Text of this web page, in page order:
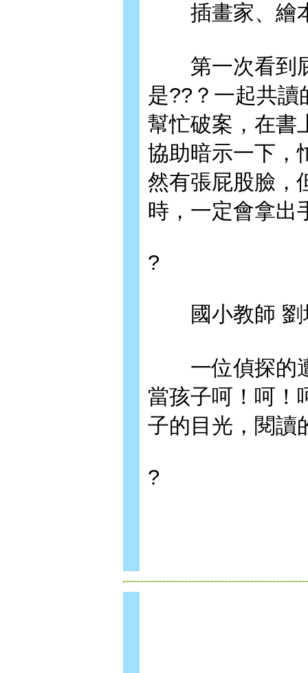
插畫家、繪
第一次看到屁
是??？一起共讀
幫忙破案，在書
協助暗示一下，
然有張屁股臉，
時，一定會拿出
?
國小教師 劉
一位偵探的遭
當孩子呵！呵！
子的目光，閱讀
?